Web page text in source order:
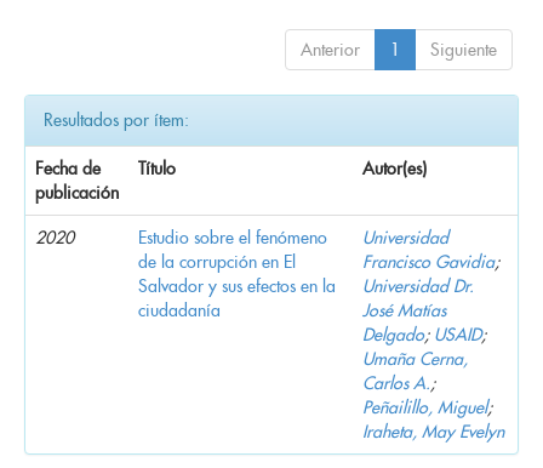
Anterior 1 Siguiente
Resultados por ítem:
Fecha de
publicación
Título Autor(es)
2020
Estudio sobre el fenómeno
de la corrupción en El
Salvador y sus efectos en la
ciudadanía
Universidad
Francisco Gavidia;
Universidad Dr.
José Matías
Delgado; USAID;
Umaña Cerna,
Carlos A.;
Peñailillo, Miguel;
Iraheta, May Evelyn